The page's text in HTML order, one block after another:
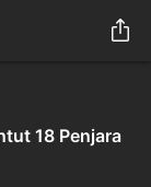
18 Penjara